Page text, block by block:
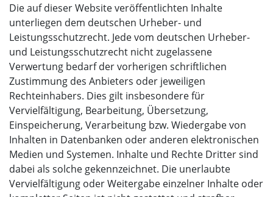
Die auf dieser Website veröffentlichten Inhalte
unterliegen dem deutschen Urheber- und
Leistungsschutzrecht. Jede vom deutschen Urheber-
und Leistungsschutzrecht nicht zugelassene
Verwertung bedarf der vorherigen schriftlichen
Zustimmung des Anbieters oder jeweiligen
Rechteinhabers. Dies gilt insbesondere für
Vervielfältigung, Bearbeitung, Übersetzung,
Einspeicherung, Verarbeitung bzw. Wiedergabe von
Inhalten in Datenbanken oder anderen elektronischen
Medien und Systemen. Inhalte und Rechte Dritter sind
dabei als solche gekennzeichnet. Die unerlaubte
Vervielfältigung oder Weitergabe einzelner Inhalte oder